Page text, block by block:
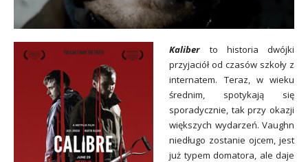
Kaliber
to historia dwójki
przyjaciół od czasów szkoły z
internatem. Teraz, w wieku
średnim, spotykają się
sporadycznie, tak przy okazji
większych wydarzeń. Vaughn
niedługo zostanie ojcem, jest
już typem domatora, ale daje